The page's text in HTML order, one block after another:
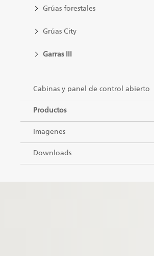
Grúas forestales
Grúas City
Garras III
Cabinas y panel de control abierto
Productos
Imagenes
Downloads